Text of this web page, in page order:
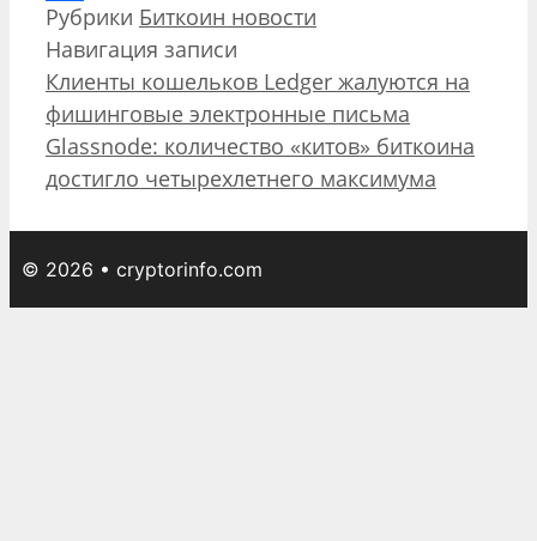
Отправить
Рубрики Биткоин новости
Навигация записи
Клиенты кошельков Ledger жалуются на
фишинговые электронные письма
Glassnode: количество «китов» биткоина
достигло четырехлетнего максимума
© 2026 • cryptorinfo.com